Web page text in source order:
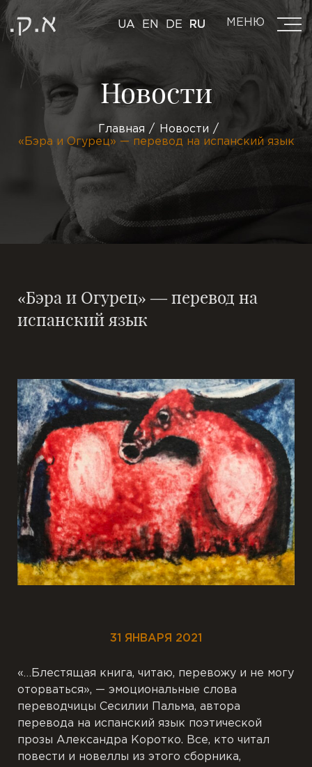
UA EN DE RU МЕНЮ
Новости
Главная
Новости
«Бэра и Огурец» — перевод на испанский язык
«Бэра и Огурец» — перевод на
испанский язык
31 ЯНВАРЯ 2021
«…Блестящая книга, читаю, перевожу и не могу
оторваться», — эмоциональные слова
переводчицы Сесилии Пальма, автора
перевода на испанский язык поэтической
прозы Александра Коротко. Все, кто читал
повести и новеллы из этого сборника,